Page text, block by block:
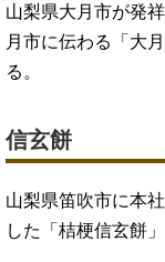
山梨県大月市が発
月市に伝わる「大
る。
信玄餅
山梨県笛吹市に本
した「桔梗信玄餅